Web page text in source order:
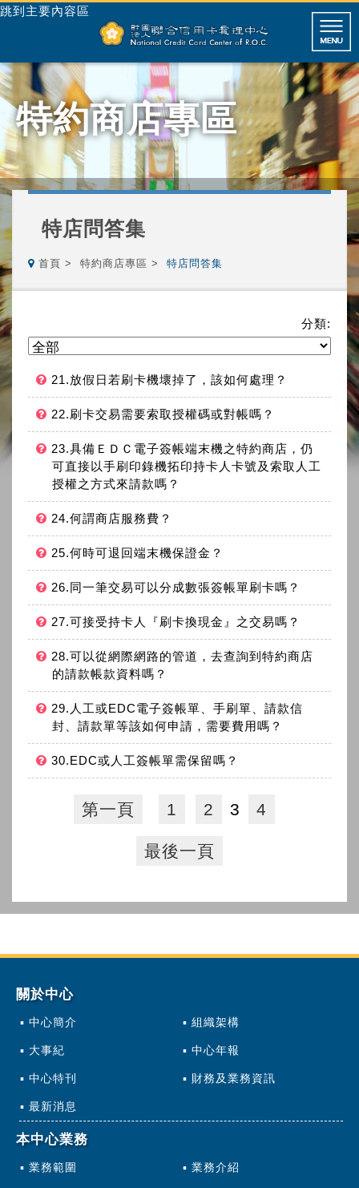
跳到主要內容區
特約商店專區
特店問答集
首頁 特約商店專區 特店問答集
分類:
21.放假日若刷卡機壞掉了，該如何處理？
22.刷卡交易需要索取授權碼或對帳嗎？
23.具備ＥＤＣ電子簽帳端末機之特約商店，仍
可直接以手刷印錄機拓印持卡人卡號及索取人工
授權之方式來請款嗎？
24.何謂商店服務費？
25.何時可退回端末機保證金？
26.同一筆交易可以分成數張簽帳單刷卡嗎？
27.可接受持卡人『刷卡換現金』之交易嗎？
28.可以從網際網路的管道，去查詢到特約商店
的請款帳款資料嗎？
29.人工或EDC電子簽帳單、手刷單、請款信
封、請款單等該如何申請，需要費用嗎？
30.EDC或人工簽帳單需保留嗎？
第一頁 1 2 3 4
最後一頁
關於中心
中心簡介 組織架構
大事紀 中心年報
中心特刊 財務及業務資訊
最新消息
本中心業務
業務範圍 業務介紹